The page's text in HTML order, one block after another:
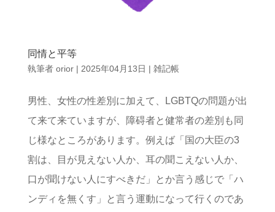
同情と平等
執筆者 orior| 2025年04月13日 | 雑記帳
男性、女性の性差別に加えて、LGBTQの問題が出
て来て来ていますが、障碍者と健常者の差別も同
じ様なところがあります。例えば「国の大臣の3
割は、目が見えない人か、耳の聞こえない人か、
口が聞けない人にすべきだ」とか言う感じで「ハ
ンディを無くす」と言う運動になって行くのであ